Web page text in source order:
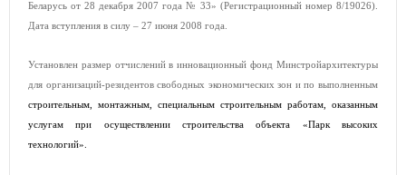
Беларусь от 28 декабря 2007 года № 33» (Регистрационный номер 8/19026).
Дата вступления в силу – 27 июня 2008 года.
Установлен размер отчислений в инновационный фонд Минстройархитектуры
для организаций-резидентов свободных экономических зон и по выполненным
строительным, монтажным, специальным строительным работам, оказанным
услугам при осуществлении строительства объекта «Парк высоких
технологий».